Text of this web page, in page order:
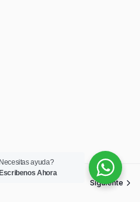
Siguiente
Necesitas ayuda?
Escribenos Ahora